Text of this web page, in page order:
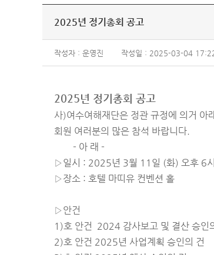
2025년 정기총회 공고
작성자 : 운영진 작성일 : 2025-03-04
2025년 정기총회 공고
사)여수여해재단은 정관 규정에 의거
회원 여러분의 많은 참석 바랍니다.
- 아 래 -
▷일시 : 2025년 3월 11일 (화) 오후 6시
▷장소 : 호텔 마띠유 컨벤션 홀
▷안건
1)호 안건 2024 감사보고 및 결산 승인
2)호 안건 2025년 사업계획 승인의 건